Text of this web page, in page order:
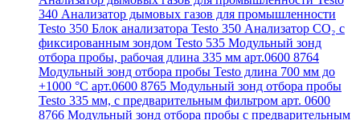
340 Анализатор дымовых газов для промышленности
Testo 350 Блок анализатора Testo 350 Анализатор СО₂ с
фиксированным зондом Testo 535 Модульный зонд
отбора пробы, рабочая длина 335 мм арт.0600 8764
Модульный зонд отбора пробы Testo длина 700 мм до
+1000 °С арт.0600 8765 Модульный зонд отбора пробы
Testo 335 мм, с предварительным фильтром арт. 0600
8766 Модульный зонд отбора пробы с предварительным